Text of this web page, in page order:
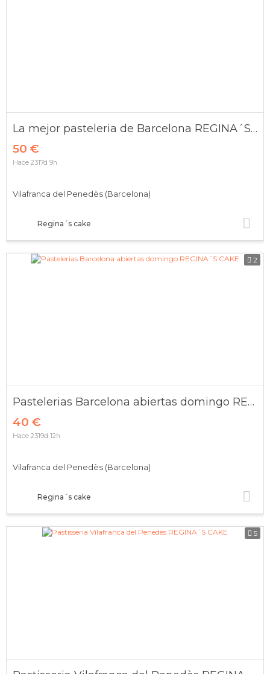
La mejor pasteleria de Barcelona REGINA´S CAKE
50 €
Regina´s cake
Vilafranca del Penedès (Barcelona)
Hace 2317d 9h
2
Pastelerias Barcelona abiertas domingo REGINA´S CAKE
40 €
Regina´s cake
Vilafranca del Penedès (Barcelona)
Hace 2319d 12h
5